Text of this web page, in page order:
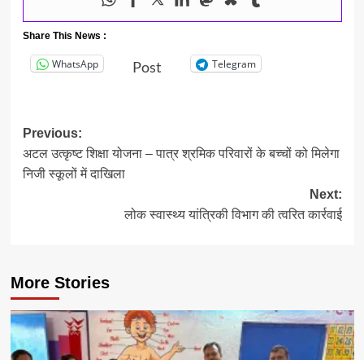
Share This News :
WhatsApp Post Telegram
Post
navigation
Previous:
अटल उत्कृष्ट शिक्षा योजना – पात्र श्रमिक परिवारों के बच्चों को मिलेगा
निजी स्कूलों में दाखिला
Next:
लोक स्वास्थ्य यांत्रिकी विभाग की त्वरित कार्रवाई
More Stories